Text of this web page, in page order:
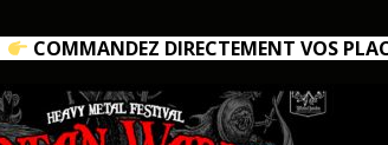
COMMANDEZ DIRECTEMENT VOS